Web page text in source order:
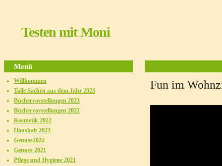
Testen mit Moni
Fun im
Menü
Willkommen
Tolle Sachen aus dem Jahr 2023
Büchervorstellungen 2023
Büchervorstellungen 2022
Kosmetik 2022
Haushalt 2022
Genuss2022
Genuss 2021
Pflege und Hygiene 2021